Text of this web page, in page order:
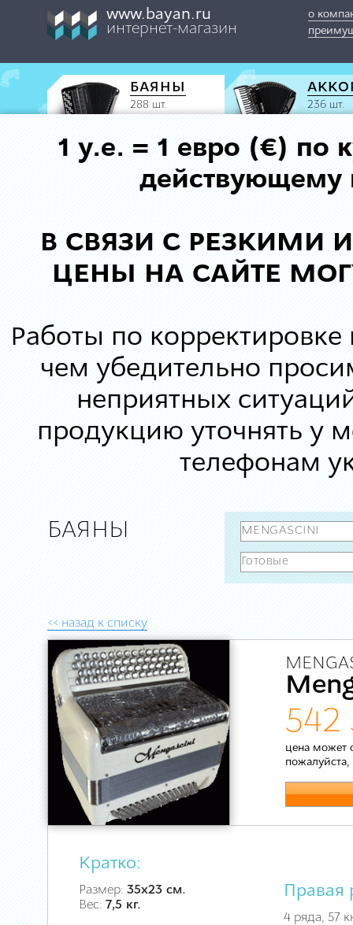
www.bayan.ru
интернет-магазин
о
БАЯНЫ
288 шт. 236 шт.
1 у.е. = 1 евро (€) по
действующему
В СВЯЗИ С РЕЗКИМИ
ЦЕНЫ НА САЙТЕ
Работы по корректировке
чем убедительно
неприятных
продукцию уточнять у
телефонам
БАЯНЫ
<< назад к списку
542
цена может
пожалуйста,
Кратко:
Размер: 35х23 см.
Вес: 7,5 кг.
Правая
4 ряда, 57